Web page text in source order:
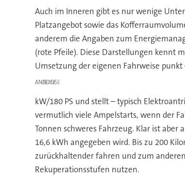
Auch im Inneren gibt es nur wenige
Platzangebot sowie das
anderem die Angaben zum
(rote Pfeile). Diese Darstellungen kennt
Umsetzung der eigenen Fahrweise
ANZEIGE
kW/180 PS und stellt – typisch
vermutlich viele Ampelstarts, wenn der
Tonnen schweres Fahrzeug. Klar ist
16,6 kWh angegeben wird. Bis zu 200
zurückhaltender fahren und zum
Rekuperationsstufen nutzen.